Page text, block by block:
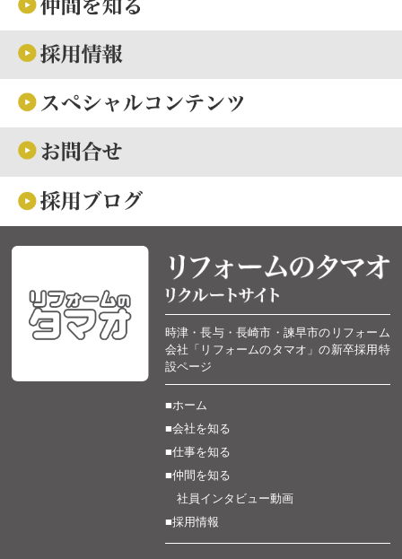
時津・長与・長崎市・諫早市のリフォーム
会社「リフォームのタマオ」の新卒採用特
設ページ
■ホーム
■会社を知る
■仕事を知る
■仲間を知る
社員インタビュー動画
■採用情報